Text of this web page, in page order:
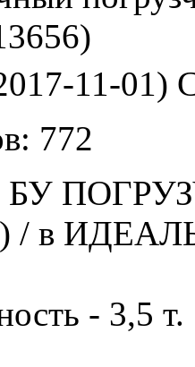
11-01)
772
/ в
- 3,5 т.